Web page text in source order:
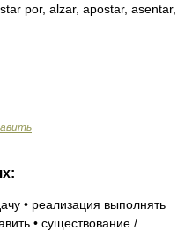
por, alzar, apostar, asentar,
• реализация выполнять
• существование /